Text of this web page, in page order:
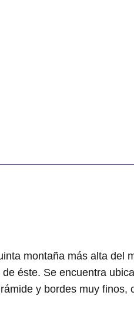
montaña más alta del
éste. Se encuentra
y bordes muy